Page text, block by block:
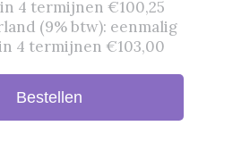
4 termijnen €100,25
(9% btw): eenmalig
4 termijnen €103,00
Bestellen